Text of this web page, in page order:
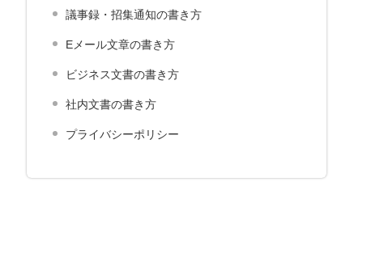
議事録・招集通知の書き方
Eメール文章の書き方
ビジネス文書の書き方
社内文書の書き方
プライバシーポリシー